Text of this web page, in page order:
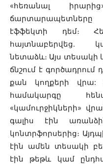
«հեռանալ
էֆֆեկտի դեմ։
հայտնաբերվեց․
նետաձև։ Այս տեսակի
ճնշում է
քան կողքերի վրա:
համակարգը
«կամուրջիկների»
գալիս էին
կոնտրֆորսերից։
էին ամեն տեսակի
էին թեթև կամ